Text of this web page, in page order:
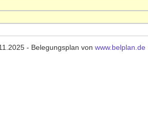
- Belegungsplan von www.belplan.de